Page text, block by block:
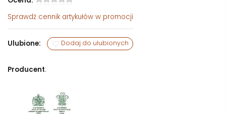
Sprawdź cennik artykułów w promocji
Ulubione: Dodaj do ulubionych
Producent: